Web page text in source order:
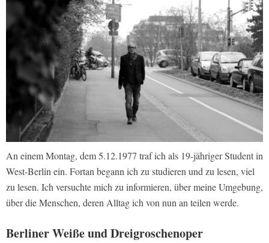
An einem Montag, dem 5.12.1977 traf ich als 19-jähriger Student in
West-Berlin ein. Fortan begann ich zu studieren und zu lesen, viel
zu lesen. Ich versuchte mich zu informieren, über meine Umgebung,
über die Menschen, deren Alltag ich von nun an teilen werde.
Berliner Weiße und Dreigroschenoper